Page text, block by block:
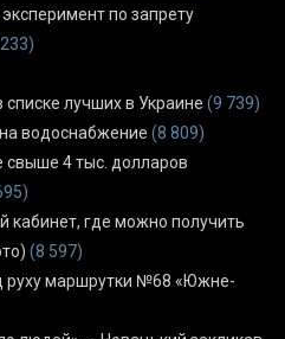
по запрету
лучших в Украине (9 739)
водоснабжение (8 809)
4 тыс. долларов
кабинет, где можно получить
(8 597)
руху маршрутки №68 «Южне-